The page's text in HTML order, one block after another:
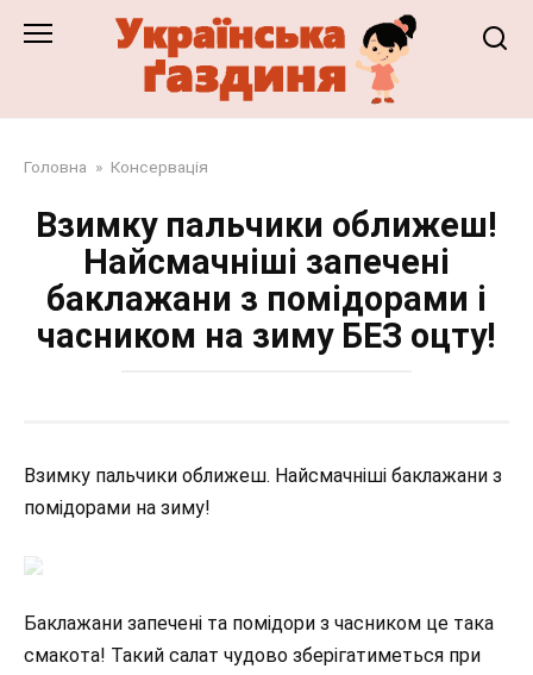
Головна » Консервація
Взимку пальчики оближеш!
Найсмачніші запечені
баклажани з помідорами і
часником на зиму БЕЗ оцту!
Взимку пальчики оближеш. Найсмачніші баклажани з
помідорами на зиму!
Баклажани запечені та помідори з часником це така
смакота! Такий салат чудово зберігатиметься при